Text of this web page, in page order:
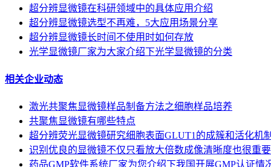
超分辨显微镜在科研领域中的具体应用介绍
超分辨显微镜选型不再难，5大应用场景分享
超分辨显微镜长时间不使用时如何存放
光学显微镜厂家为大家介绍下光学显微镜的分类
相关企业动态
激光共聚焦显微镜样品制备方法之细胞样品培养
共聚焦显微镜有哪些特点
超分辨荧光显微镜研究细胞表面GLUT1的成簇和活化机
识别优良的显微镜不仅只看放大倍数成像清晰度也很重要
药品GMP软件系统厂家为您介绍下我国开展GMP认证情